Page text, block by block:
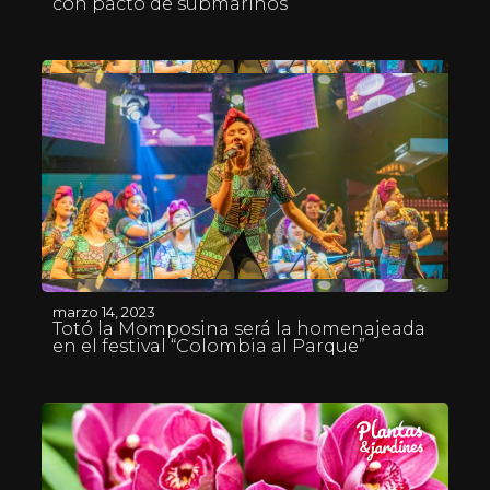
con pacto de submarinos
marzo 14, 2023
Totó la Momposina será la homenajeada
en el festival “Colombia al Parque”